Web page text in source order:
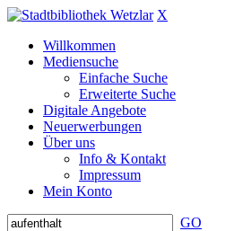
X
Willkommen
Mediensuche
Einfache Suche
Erweiterte Suche
Digitale Angebote
Neuerwerbungen
Über uns
Info & Kontakt
Impressum
Mein Konto
GO